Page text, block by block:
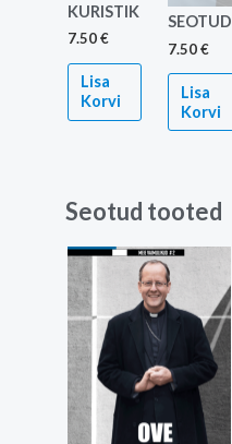
KURISTIK
7.50€
Lisa
Korvi
SEOTUD
7.50€
Lisa
Korvi
Seotud tooted